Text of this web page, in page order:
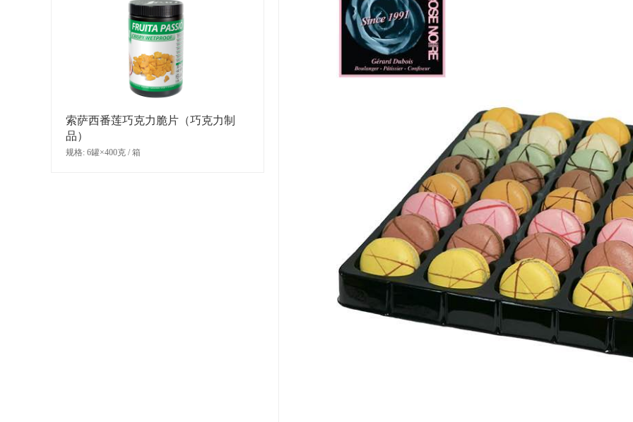
索萨西番莲巧克力脆片（巧克力制
品）
规格: 6罐×400克 / 箱